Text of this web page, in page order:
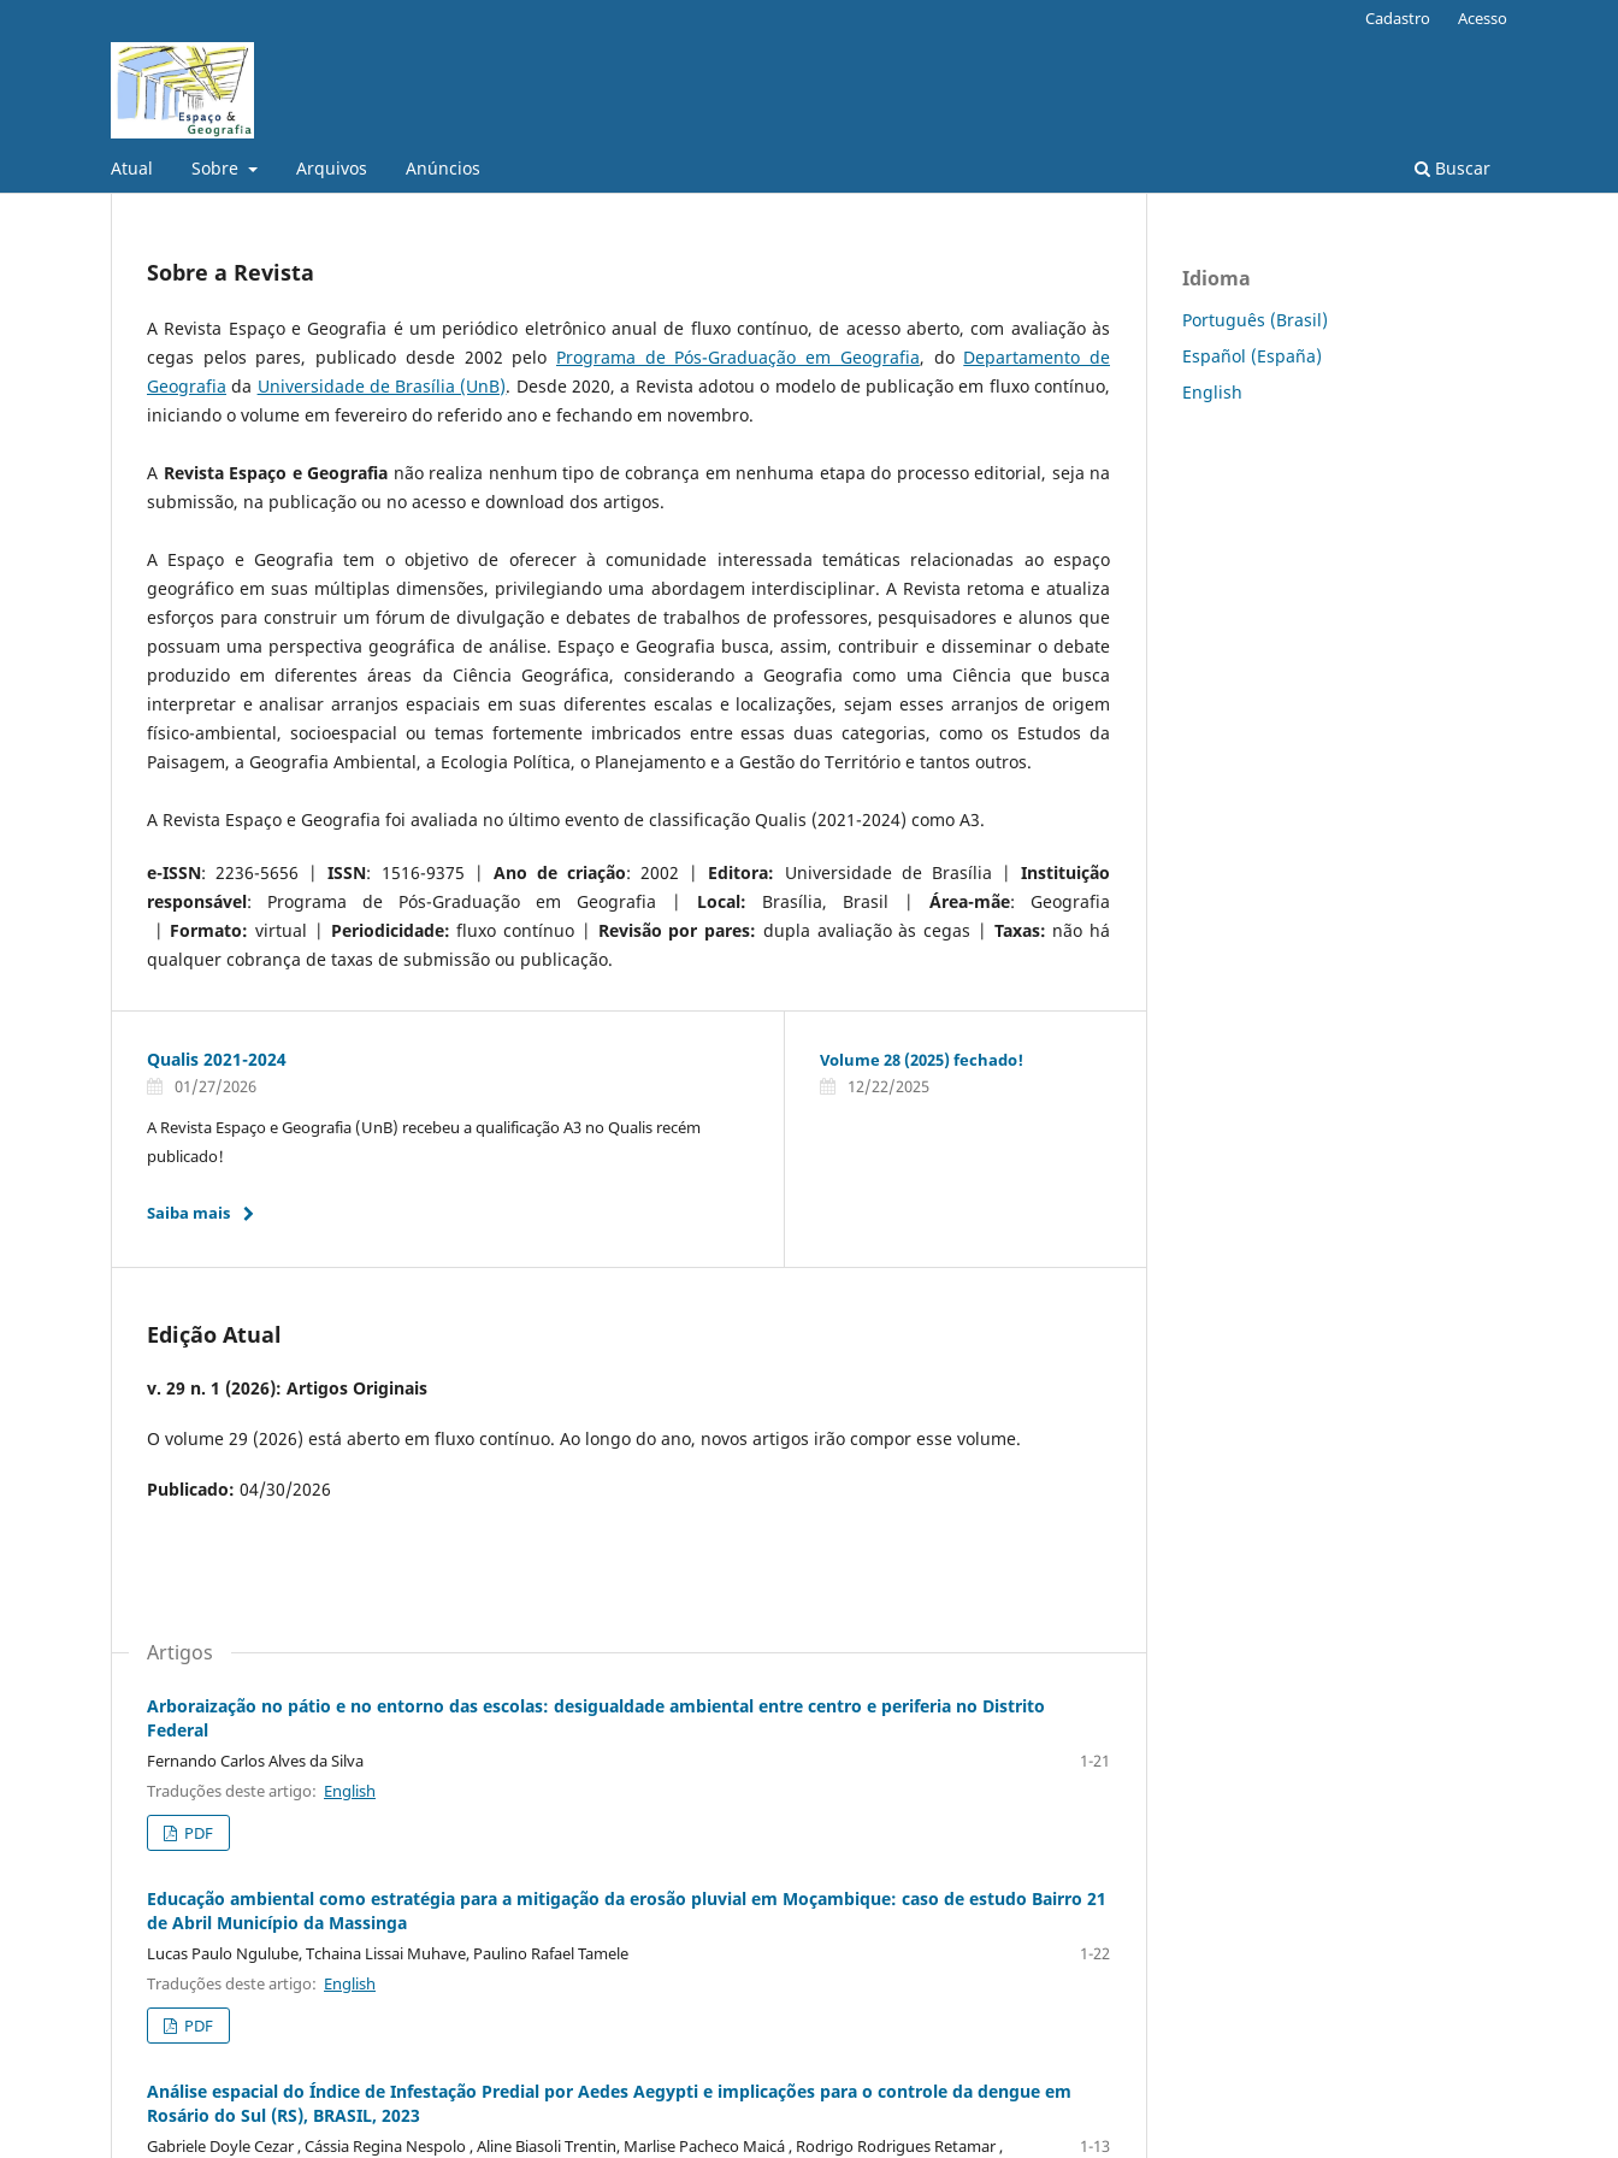
Atual Sobre Arquivos Anúncios Buscar
Cadastro Acesso
Sobre a Revista
A Revista Espaço e Geografia é um periódico eletrônico anual de fluxo contínuo, de acesso aberto, com avaliação às
cegas pelos pares, publicado desde 2002 pelo Programa de Pós-Graduação em Geografia, do Departamento de
Geografia da Universidade de Brasília (UnB). Desde 2020, a Revista adotou o modelo de publicação em fluxo contínuo,
iniciando o volume em fevereiro do referido ano e fechando em novembro.
A Revista Espaço e Geografia não realiza nenhum tipo de cobrança em nenhuma etapa do processo editorial, seja na
submissão, na publicação ou no acesso e download dos artigos.
A Espaço e Geografia tem o objetivo de oferecer à comunidade interessada temáticas relacionadas ao espaço
geográfico em suas múltiplas dimensões, privilegiando uma abordagem interdisciplinar. A Revista retoma e atualiza
esforços para construir um fórum de divulgação e debates de trabalhos de professores, pesquisadores e alunos que
possuam uma perspectiva geográfica de análise. Espaço e Geografia busca, assim, contribuir e disseminar o debate
produzido em diferentes áreas da Ciência Geográfica, considerando a Geografia como uma Ciência que busca
interpretar e analisar arranjos espaciais em suas diferentes escalas e localizações, sejam esses arranjos de origem
físico-ambiental, socioespacial ou temas fortemente imbricados entre essas duas categorias, como os Estudos da
Paisagem, a Geografia Ambiental, a Ecologia Política, o Planejamento e a Gestão do Território e tantos outros.
A Revista Espaço e Geografia foi avaliada no último evento de classificação Qualis (2021-2024) como A3.
e-ISSN: 2236-5656 |ISSN: 1516-9375 | Ano de criação: 2002 | Editora: Universidade de Brasília | Instituição
responsável: Programa de Pós-Graduação em Geografia | Local: Brasília, Brasil | Área-mãe: Geografia
| Formato: virtual | Periodicidade: fluxo contínuo | Revisão por pares: dupla avaliação às cegas | Taxas: não há
qualquer cobrança de taxas de submissão ou publicação.
Qualis 2021-2024
01/27/2026
A Revista Espaço e Geografia (UnB) recebeu a qualificação A3 no Qualis recém
publicado!
Saiba mais
Volume 28 (2025) fechado!
12/22/2025
Edição Atual
v. 29 n. 1 (2026): Artigos Originais
O volume 29 (2026) está aberto em fluxo contínuo. Ao longo do ano, novos artigos irão compor esse volume.
Publicado: 04/30/2026
Artigos
Arboraização no pátio e no entorno das escolas: desigualdade ambiental entre centro e periferia no Distrito
Federal
Fernando Carlos Alves da Silva
Traduções deste artigo: English
1-21
PDF
Educação ambiental como estratégia para a mitigação da erosão pluvial em Moçambique: caso de estudo Bairro 21
de Abril Município da Massinga
Lucas Paulo Ngulube, Tchaina Lissai Muhave, Paulino Rafael Tamele
Traduções deste artigo: English
1-22
PDF
Análise espacial do Índice de Infestação Predial por Aedes Aegypti e implicações para o controle da dengue em
Rosário do Sul (RS), BRASIL, 2023
Gabriele Doyle Cezar , Cássia Regina Nespolo , Aline Biasoli Trentin, Marlise Pacheco Maicá , Rodrigo Rodrigues Retamar ,
1-13
Idioma
Português (Brasil)
Español (España)
English